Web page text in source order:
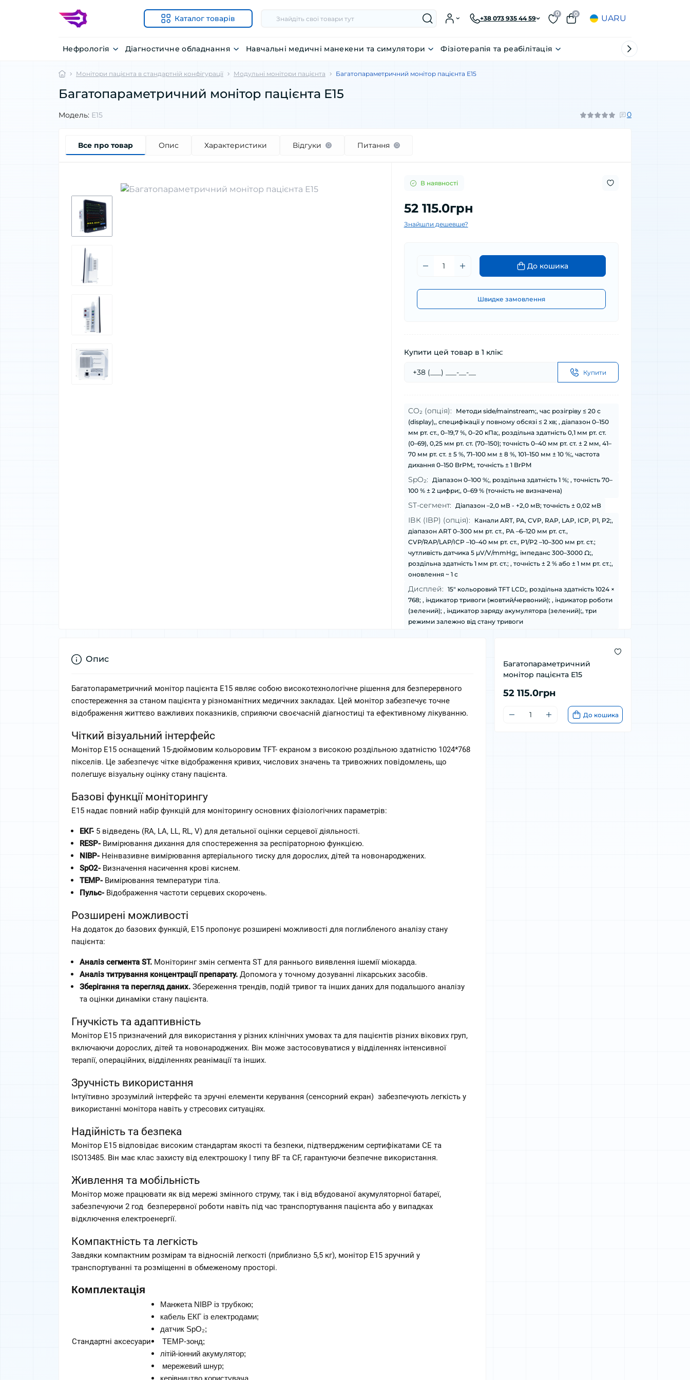
Каталог товарів +38 073 935 44 59
0 0 UARU
Нефрологія Діагностичне обладнання Навчальні медичні манекени та симулятори Фізіотерапія та реабілітація
Монітори пацієнта в стандартній конфігурації Модульні монітори пацієнта Багатопараметричний монітор пацієнта Е15
Багатопараметричний монітор пацієнта Е15
Модель: Е15 0
Все про товар Опис Характеристики Відгуки 0 Питання 0
В наявності
52 115.0грн
Знайшли дешевше?
До кошика
Швидке замовлення
Купити цей товар в 1 клік:
Купити
CO₂ (опція):
Методи side/mainstream;, час розігріву ≤ 20 с
(display),, специфікації у повному обсязі ≤ 2 хв; , діапазон 0–150
мм рт. ст., 0–19,7 %, 0–20 кПа;, роздільна здатність 0,1 мм рт. ст.
(0–69), 0,25 мм рт. ст. (70–150); точність 0–40 мм рт. ст. ± 2 мм, 41–
70 мм рт. ст. ± 5 %, 71–100 мм ± 8 %, 101–150 мм ± 10 %;, частота
дихання 0–150 BrPM;, точність ± 1 BrPM
SpO₂: Діапазон 0–100 %;, роздільна здатність 1 %; , точність 70–
100 % ± 2 цифри;, 0–69 % (точність не визначена)
ST-сегмент: Діапазон –2,0 мВ - +2,0 мВ; точність ± 0,02 мВ
ІВК (IBP) (опція):
Канали ART, PA, CVP, RAP, LAP, ICP, P1, P2;,
діапазон ART 0–300 мм рт. ст., PA –6–120 мм рт. ст.,
CVP/RAP/LAP/ICP –10–40 мм рт. ст., P1/P2 –10–300 мм рт. ст.;
чутливість датчика 5 μV/V/mmHg;, імпеданс 300–3000 Ω;,
роздільна здатність 1 мм рт. ст.; , точність ± 2 % або ± 1 мм рт. ст.;,
оновлення ~ 1 с
Дисплей: 15″ кольоровий TFT LCD;, роздільна здатність 1024 ×
768; , індикатор тривоги (жовтий/червоний); , індикатор роботи
(зелений); , індикатор заряду акумулятора (зелений);, три
режими залежно від стану тривоги
Багатопараметричний
монітор пацієнта Е15
52 115.0грн
До кошика
Опис
Багатопараметричний монітор пацієнта E15 являє собою високотехнологічне рішення для безперервного
спостереження за станом пацієнта у різноманітних медичних закладах. Цей монітор забезпечує точне
відображення життєво важливих показників, сприяючи своєчасній діагностиці та ефективному лікуванню.
Чіткий візуальний інтерфейс
Монітор E15 оснащений 15-дюймовим кольоровим TFT- екраном з високою роздільною здатністю 1024*768
пікселів. Це забезпечує чітке відображення кривих, числових значень та тривожних повідомлень, що
полегшує візуальну оцінку стану пацієнта.
Базові функції моніторингу
E15 надає повний набір функцій для моніторингу основних фізіологічних параметрів:
ЕКГ- 5 відведень (RA, LA, LL, RL, V) для детальної оцінки серцевої діяльності.
RESP- Вимірювання дихання для спостереження за респіраторною функцією.
NIBP- Неінвазивне вимірювання артеріального тиску для дорослих, дітей та новонароджених.
SpO2- Визначення насичення крові киснем.
TEMP- Вимірювання температури тіла.
Пульс- Відображення частоти серцевих скорочень.
Розширені можливості
На додаток до базових функцій, E15 пропонує розширені можливості для поглибленого аналізу стану
пацієнта:
Аналіз сегмента ST. Моніторинг змін сегмента ST для раннього виявлення ішемії міокарда.
Аналіз титрування концентрації препарату. Допомога у точному дозуванні лікарських засобів.
Зберігання та перегляд даних. Збереження трендів, подій тривог та інших даних для подальшого аналізу
та оцінки динаміки стану пацієнта.
Гнучкість та адаптивність
Монітор E15 призначений для використання у різних клінічних умовах та для пацієнтів різних вікових груп,
включаючи дорослих, дітей та новонароджених. Він може застосовуватися у відділеннях інтенсивної
терапії, операційних, відділеннях реанімації та інших.
Зручність використання
Інтуїтивно зрозумілий інтерфейс та зручні елементи керування (сенсорний екран)  забезпечують легкість у
використанні монітора навіть у стресових ситуаціях.
Надійність та безпека
Монітор E15 відповідає високим стандартам якості та безпеки, підтвердженим сертифікатами CE та
ISO13485. Він має клас захисту від електрошоку I типу BF та CF, гарантуючи безпечне використання.
Живлення та мобільність
Монітор може працювати як від мережі змінного струму, так і від вбудованої акумуляторної батареї,
забезпечуючи 2 год  безперервної роботи навіть під час транспортування пацієнта або у випадках
відключення електроенергії.
Компактність та легкість
Завдяки компактним розмірам та відносній легкості (приблизно 5,5 кг), монітор E15 зручний у
транспортуванні та розміщенні в обмеженому просторі.
Комплектація
Стандартні аксесуари
Манжета NIBP із трубкою;
кабель ЕКГ із електродами;
датчик SpO₂;
TEMP-зонд;
літій-іонний акумулятор;
мережевий шнур;